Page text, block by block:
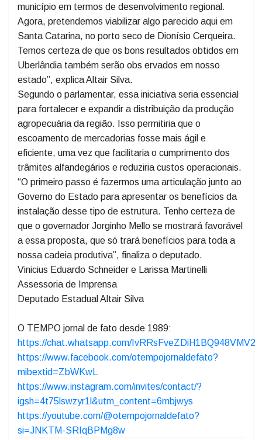
agropecuária, trazendo bons resultados para a
categoria.
“Essa instalação é extremamente estratégica para o
município em termos de desenvolvimento regional.
Agora, pretendemos viabilizar algo parecido aqui em
Santa Catarina, no porto seco de Dionísio Cerqueira.
Temos certeza de que os bons resultados obtidos em
Uberlândia também serão obs ervados em nosso
estado”, explica Altair Silva.
Segundo o parlamentar, essa iniciativa seria essencial
para fortalecer e expandir a distribuição da produção
agropecuária da região. Isso permitiria que o
escoamento de mercadorias fosse mais ágil e
eficiente, uma vez que facilitaria o cumprimento dos
trâmites alfandegários e reduziria custos operacionais.
“O primeiro passo é fazermos uma articulação junto ao
Governo do Estado para apresentar os benefícios da
instalação desse tipo de estrutura. Tenho certeza de
que o governador Jorginho Mello se mostrará favorável
a essa proposta, que só trará benefícios para toda a
nossa cadeia produtiva”, finaliza o deputado.
Assessoria de Imprensa
Deputado Estadual Altair Silva
O TEMPO jornal de fato desde 1989:
https://chat.whatsapp.com/IvRRsFveZDiH1BQ948VMV2
https://www.facebook.com/otempojornaldefato?
mibextid=ZbWKwL
https://www.instagram.com/invites/contact/?